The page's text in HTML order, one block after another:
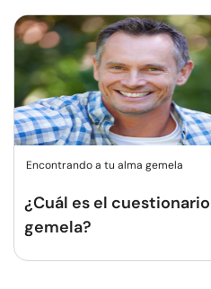
Encontrando a tu alma gemela
¿Cuál es el
gemela?